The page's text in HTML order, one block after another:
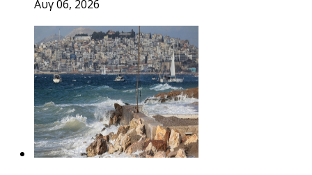
Αυγ 06, 2026